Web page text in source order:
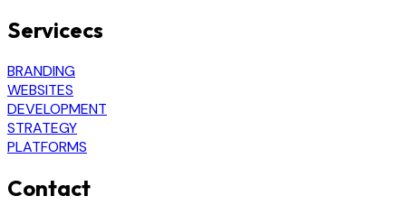
Servicecs
BRANDING
WEBSITES
DEVELOPMENT
STRATEGY
PLATFORMS
Contact